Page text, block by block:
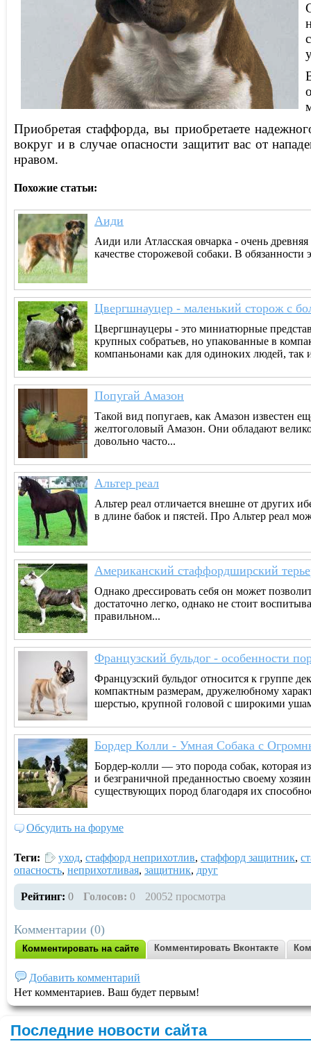
Приобретая стаффорда, вы приобретаете
вокруг и в случае опасности защитит вас от
нравом.
Похожие статьи:
Аиди
Аиди или Атласская овчарка - очень
качестве сторожевой собаки. В
Цвергшнауцер - маленький сторож с
Цвергшнауцеры - это миниатюрные
крупных собратьев, но упакованные в
компаньонами как для одиноких людей, так
Попугай Амазон
Такой вид попугаев, как Амазон известен
желтоголовый Амазон. Они обладают
довольно часто...
Альтер реал
Альтер реал отличается внешне от других
в длине бабок и пястей. Про Альтер реал
Американский стаффордширский
Однако дрессировать себя он может
достаточно легко, однако не стоит
правильном...
Французский бульдог - особенности
Французский бульдог относится к группе
компактным размерам, дружелюбному
шерстью, крупной головой с широкими
Бордер Колли - Умная Собака с
Бордер-колли — это порода собак, которая
и безграничной преданностью своему
существующих пород благодаря их
Обсудить на форуме
Теги: уход, стаффорд неприхотлив, стаффорд защитник,
опасность, неприхотливая, защитник, друг
Рейтинг: 0 Голосов: 0 20052 просмотра
Комментарии (0)
Комментировать на сайте Комментировать Вконтакте
Добавить комментарий
Нет комментариев. Ваш будет первым!
Последние новости сайта